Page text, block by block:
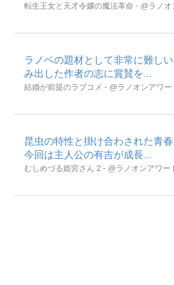
転生王女と天才令嬢の魔法革命 - @ラノオ
ラノベの題材として非常に難し
み出した作者の志に賞賛を...
結婚が前提のラブコメ - @ラノオンアワー
昆虫の特性と掛け合わされた青
今回は主人公の有吉が成長...
むしめづる姫宮さん 2 - @ラノオンアワー